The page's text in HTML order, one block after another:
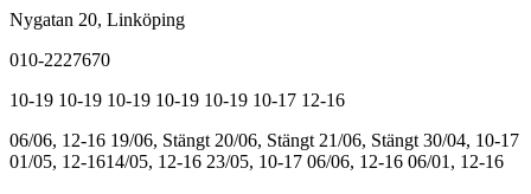
Nygatan 20, Linköping
010-2227670
10-19 10-19 10-19 10-19 10-19 10-17 12-16
06/06, 12-16 19/06, Stängt 20/06, Stängt 21/06, Stängt 30/04, 10-17
01/05, 12-1614/05, 12-16 23/05, 10-17 06/06, 12-16 06/01, 12-16